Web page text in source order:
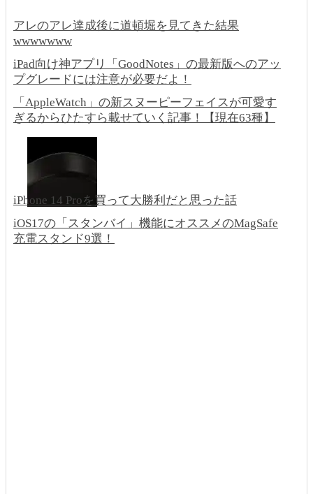
アレのアレ達成後に道頓堀を見てきた結果
wwwwwww
iPad向け神アプリ「GoodNotes」の最新版へのアッ
プグレードには注意が必要だよ！
「AppleWatch」の新スヌーピーフェイスが可愛す
ぎるからひたすら載せていく記事！【現在63種】
iPhone 14 Proを買って大勝利だと思った話
iOS17の「スタンバイ」機能にオススメのMagSafe
充電スタンド9選！